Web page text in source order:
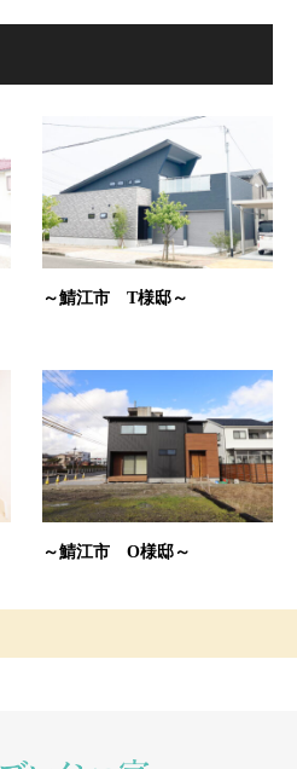
～鯖江市 T様邸～
～鯖江市 O様邸～